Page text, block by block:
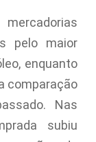
pelo maior
enquanto
comparação
Nas
subiu